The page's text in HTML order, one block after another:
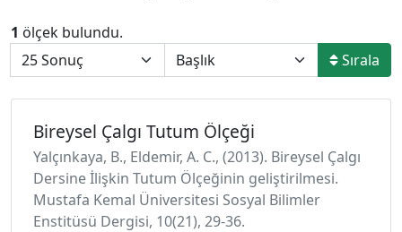
1 ölçek bulundu.
Sırala
Bireysel Çalgı Tutum Ölçeği
Yalçınkaya, B., Eldemir, A. C., (2013). Bireysel Çalgı
Dersine İlişkin Tutum Ölçeğinin geliştirilmesi.
Mustafa Kemal Üniversitesi Sosyal Bilimler
Enstitüsü Dergisi, 10(21), 29-36.